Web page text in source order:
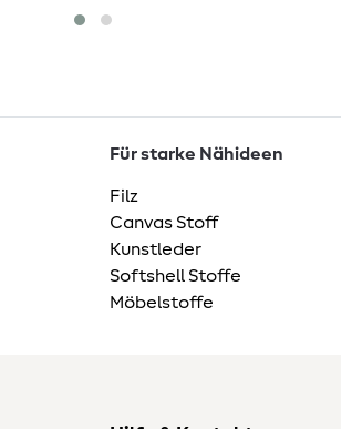
Für starke Nähideen
Filz
Canvas Stoff
Kunstleder
Softshell Stoffe
Möbelstoffe